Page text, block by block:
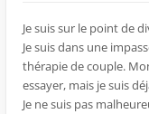
Je suis sur le point de
Je suis dans une
thérapie de couple.
essayer, mais je suis
Je ne suis pas